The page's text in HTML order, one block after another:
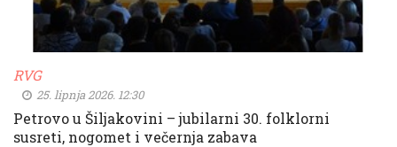
RVG
25. lipnja 2026. 12:30
Petrovo u Šiljakovini – jubilarni 30. folklorni
susreti, nogomet i večernja zabava